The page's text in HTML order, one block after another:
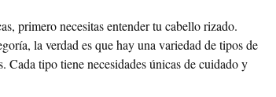
primero necesitas entender tu cabello rizado.
la verdad es que hay una variedad de tipos de
Cada tipo tiene necesidades únicas de cuidado y